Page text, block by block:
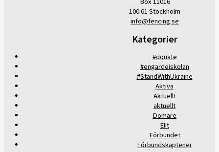
100 61 Stockholm
info@fencing.se
Kategorier
#donate
#engardeiskolan
#StandWithUkraine
Aktiva
Aktuellt
aktuellt
Domare
Elit
Förbundet
Förbundskaptener